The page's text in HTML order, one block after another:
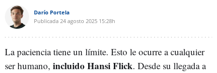
Darío Portela
Publicada 24 agosto 2025 15:28h
La paciencia tiene un límite. Esto le ocurre a cualquier
ser humano, incluido Hansi Flick. Desde su llegada a